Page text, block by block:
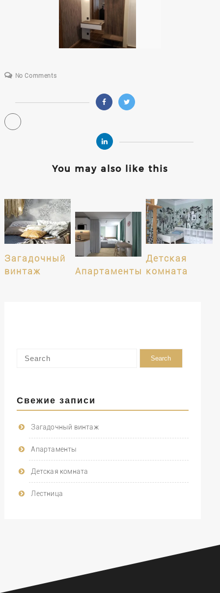
No Comments
You may also like this
Загадочный
винтаж
Апартаменты
Детская
комната
Свежие записи
Загадочный винтаж
Апартаменты
Детская комната
Лестница